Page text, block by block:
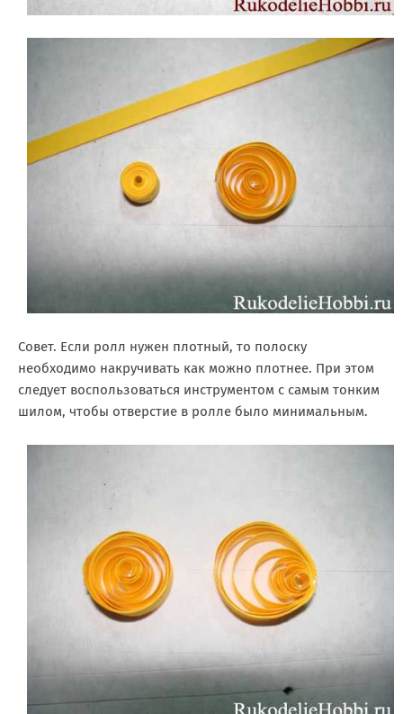
Совет. Если ролл нужен плотный, то полоску
необходимо накручивать как можно плотнее. При этом
следует воспользоваться инструментом с самым тонким
шилом, чтобы отверстие в ролле было минимальным.